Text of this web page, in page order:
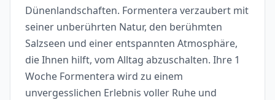
Dünenlandschaften. Formentera verzaubert mit
seiner unberührten Natur, den berühmten
Salzseen und einer entspannten Atmosphäre,
die Ihnen hilft, vom Alltag abzuschalten. Ihre 1
Woche Formentera wird zu einem
unvergesslichen Erlebnis voller Ruhe und